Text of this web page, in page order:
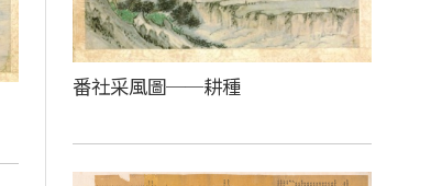
番社采風圖──耕種